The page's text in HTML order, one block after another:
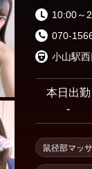
10:00～
070-
本日出勤
-
鼠径部マッ